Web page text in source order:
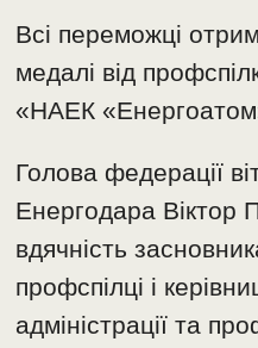
Всі переможці
медалі від
«НАЕК
Голова федерації
Енергодара Віктор
вдячність
профспілці і
адміністрації та